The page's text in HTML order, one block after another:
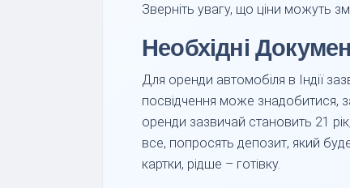
Зверніть увагу, що ціни можуть
Необхідні
Для оренди автомобіля в Індії
посвідчення може знадобитися,
оренди зазвичай становить 21
все, попросять депозит, який
картки, рідше – готівку.